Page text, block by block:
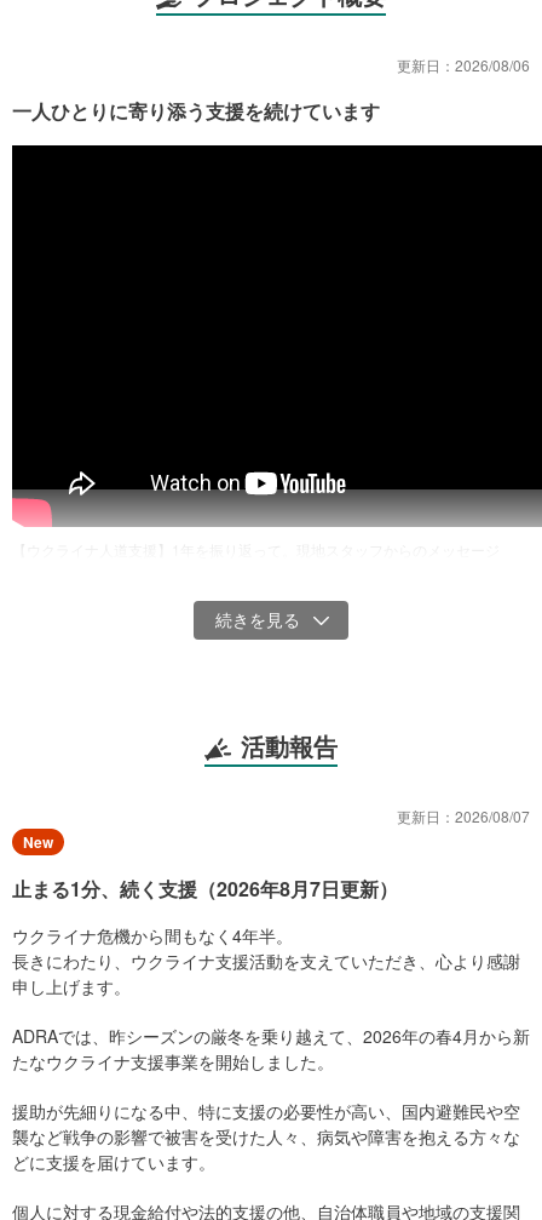
更新日： 2026/08/06
一人ひとりに寄り添う支援を続けています
2022年2月24日にウクライナで戦争が激化してから、1年が経過しま
した。多くの方が一瞬にしてそれまでの平穏な生活を奪われてしま
最悪と言われた厳しい冬は何とか乗り越えることができましたが、
住む場所、食べ物、着るもの、移動手段など、すべてが足りておら
ず、心身の健康を保つことが難しい状態が続いています。
1993年からウクライナで活動してきたADRAは、ウクライナ全土に
広がる通称「ホットライン」を通じて、支援を必要とする一人ひと
りに寄り添う活動を続けています。その分野は今や16セクターに広
活動報告
更新日： 2026/08/07
New
止まる1分、続く支援（2026年8月7日更新）
ウクライナ危機から間もなく4年半。
長きにわたり、ウクライナ支援活動を支えていただき、心より感謝
申し上げます。
ADRAでは、昨シーズンの厳冬を乗り越えて、2026年の春4月から新
たなウクライナ支援事業を開始しました。
援助が先細りになる中、特に支援の必要性が高い、国内避難民や空
襲など戦争の影響で被害を受けた人々、病気や障害を抱える方々な
どに支援を届けています。
個人に対する現金給付や法的支援の他、自治体職員や地域の支援関